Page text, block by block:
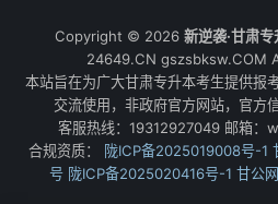
Copyright © 2026 新逆袭·甘肃
24649.CN gszsbksw.COM
本站旨在为广大甘肃专升本考生提供报
交流使用，非政府官方网站，官方
客服热线：19312927049 邮箱
合规资质：
陇ICP备2025019008号-1
号 陇ICP备2025020416号-1 甘公